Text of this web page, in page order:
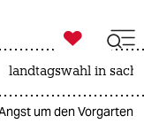

taz zahl ich
landtagswahl in
um den Vorgarten